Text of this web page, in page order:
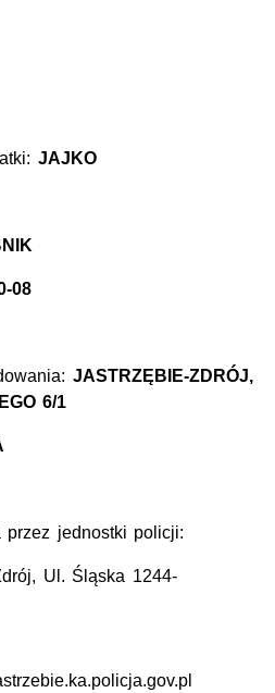
JAJKO
08
JASTRZĘBIE-ZDRÓJ,
6/1
przez jednostki policji:
Ul. Śląska 1244-